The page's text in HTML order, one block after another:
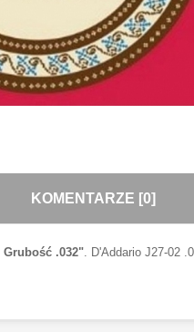
KOMENTARZE [0]
Grubość .032". D'Addario J27-02